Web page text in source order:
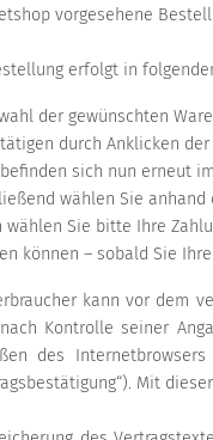
vorgesehene
erfolgt in
der gewünschten Ware
durch Anklicken der
sich nun erneut
wählen Sie
wählen Sie bitte Ihre
können – sobald Sie
kann vor dem
Kontrolle seiner
des
Mit